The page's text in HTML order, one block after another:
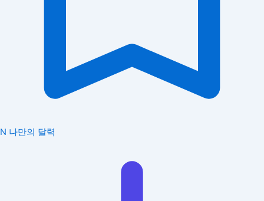
N 나만의 달력